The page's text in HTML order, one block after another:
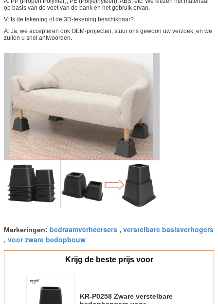
op basis van de voet van de bank en het gebruik ervan.
V: Is de tekening of de 3D-tekening beschikbaar?
A: Ja, we accepteren ook OEM-projecten, stuur ons gewoon uw verzoek, en we
zullen u snel antwoorden.
Markeringen: bedraamverheersers , verstelbare basisverhogers
, voor zware bedopbouw
Krijg de beste prijs voor
KR-P0258 Zware verstelbare